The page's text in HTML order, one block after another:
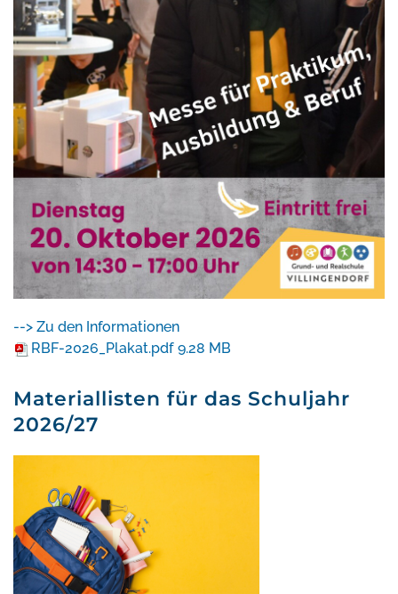
--> Zu den Informationen
RBF-2026_Plakat.pdf 9.28 MB
Materiallisten für das Schuljahr
2026/27